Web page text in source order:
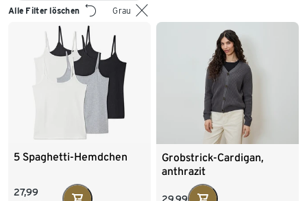
Alle Filter löschen Grau
5 Spaghetti-Hemdchen
27,99
Grobstrick-Cardigan,
anthrazit
29,99